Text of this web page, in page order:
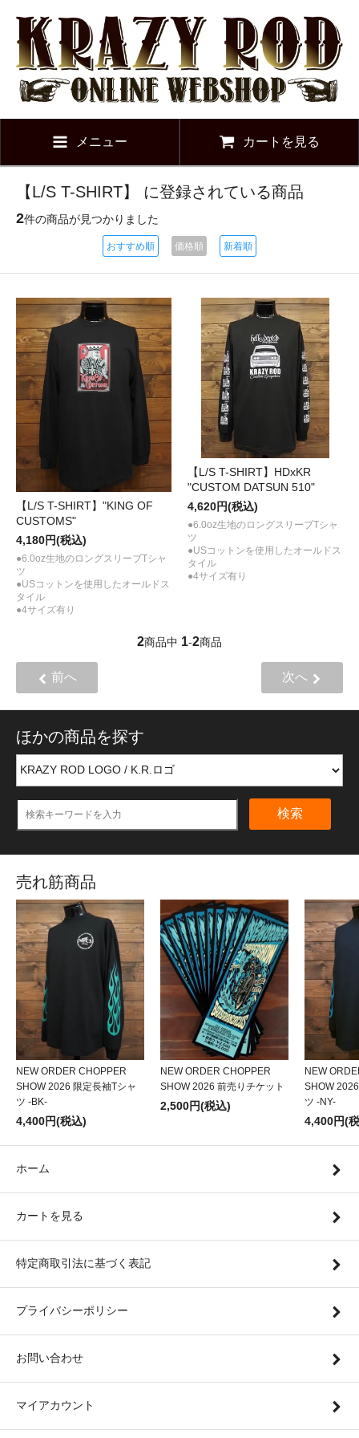
メニュー カートを見る
【L/S T-SHIRT】 に登録されている商品
2件の商品が見つかりました
おすすめ順 価格順 新着順
【L/S T-SHIRT】"KING OF
CUSTOMS"
4,180円(税込)
●6.0oz生地のロングスリーブTシャ
ツ
●USコットンを使用したオールドス
タイル
●4サイズ有り
【L/S T-SHIRT】HDxKR
"CUSTOM DATSUN 510"
4,620円(税込)
●6.0oz生地のロングスリーブTシャ
ツ
●USコットンを使用したオールドス
タイル
●4サイズ有り
2商品中 1-2商品
前へ 次へ
ほかの商品を探す
検索
売れ筋商品
NEW ORDER CHOPPER
SHOW 2026 限定長袖Tシャ
ツ -BK-
4,400円(税込)
NEW ORDER CHOPPER
SHOW 2026 前売りチケット
2,500円(税込)
NEW
SHOW
ツ -NY-
4,400円(
ホーム
カートを見る
特定商取引法に基づく表記
プライバシーポリシー
お問い合わせ
マイアカウント